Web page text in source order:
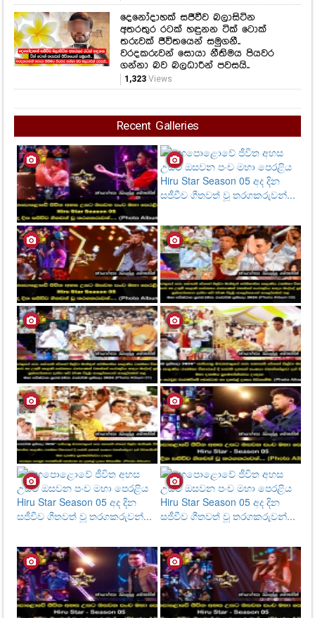
දෙනෝදාහක් සජීවීව බලාසිටින
අතරතුර රටක් හඳුනන ටික් ටොක්
තරුවක් ජීවිතයෙන් සමුගනී..
වරදකරුවන් සොයා නීතිමය පියවර
ගන්නා බව බලධාරීන් පවසයි..
1,323Views
Recent Galleries